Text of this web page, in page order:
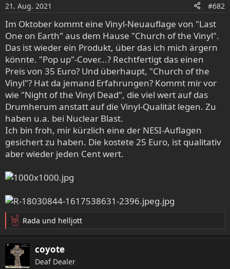
n
e
n
:
21. Aug. 2021 #682
Im Oktober kommt eine Vinyl-Neuauflage von "Last
One on Earth" aus dem Hause "Church of the Vinyl".
Das ist wieder ein Produkt, über das ich mich ärgern
könnte. "Pop up"-Cover...? Rechtfertigt das einen
Preis von 35 Euro? Und überhaupt, "Church of the
Vinyl"? Hat da jemand Erfahrungen? Kommt mir vor
wie "Night of the Vinyl Dead", die viel wert auf das
Drumherum anstatt auf die Vinyl-Qualität legen. Zu
haben u.a. bei Nuclear Blast.
Ich bin froh, mir kürzlich eine der NESI-Auflagen
gesichert zu haben. Die kostete 25 Euro, ist qualitativ
aber wieder jeden Cent wert.
R
e
a
k
t
Rada und helljott
coyote
Deaf Dealer